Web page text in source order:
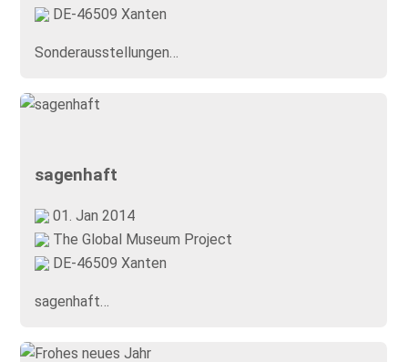
DE-46509 Xanten
Sonderausstellungen…
sagenhaft
01. Jan 2014
The Global Museum Project
DE-46509 Xanten
sagenhaft…